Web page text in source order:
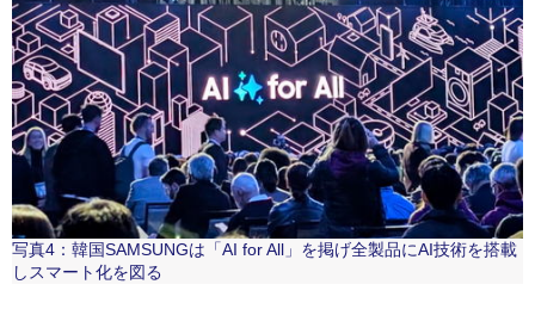
写真4：韓国SAMSUNGは「AI for All」を掲げ全製品にAI技術を搭載
しスマート化を図る